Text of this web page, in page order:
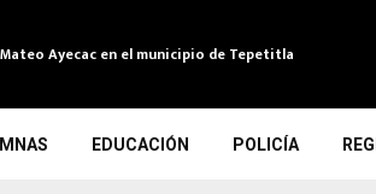
Ayecac en el municipio de Tepetitla
EDUCACIÓN POLICÍA